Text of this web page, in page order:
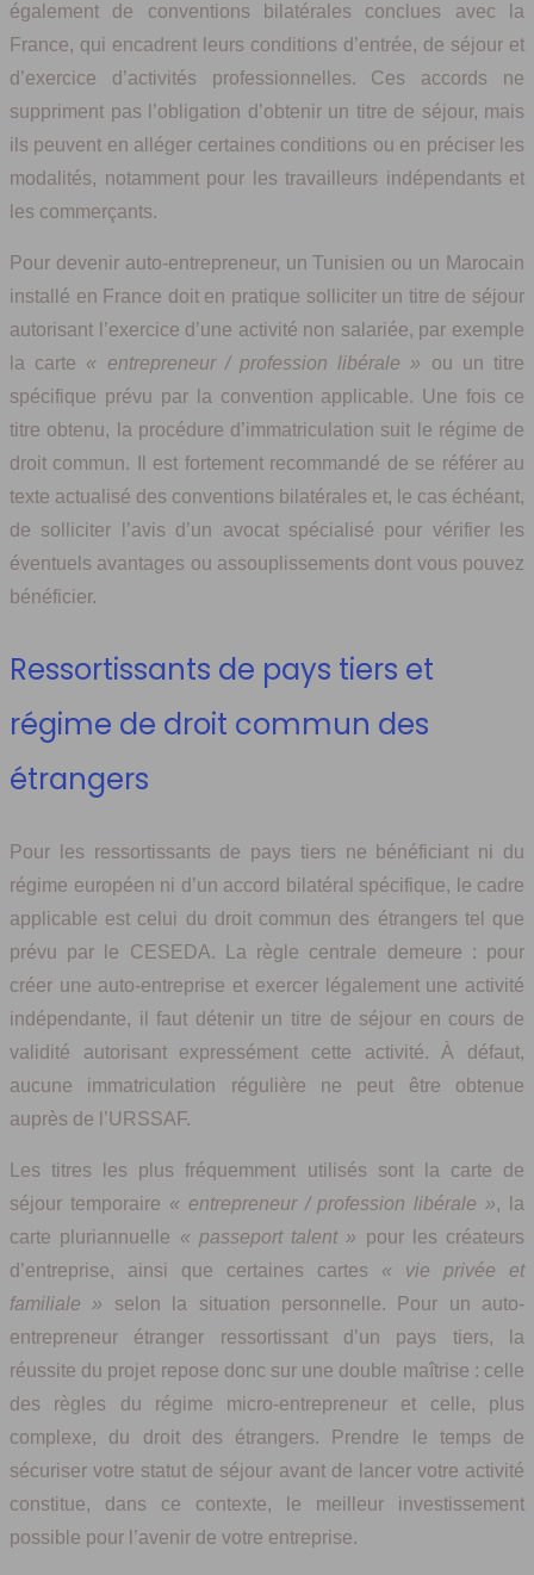
également de conventions bilatérales conclues avec la
France, qui encadrent leurs conditions d’entrée, de séjour et
d’exercice d’activités professionnelles. Ces accords ne
suppriment pas l’obligation d’obtenir un titre de séjour, mais
ils peuvent en alléger certaines conditions ou en préciser les
modalités, notamment pour les travailleurs indépendants et
les commerçants.
Pour devenir auto-entrepreneur, un Tunisien ou un Marocain
installé en France doit en pratique solliciter un titre de séjour
autorisant l’exercice d’une activité non salariée, par exemple
la carte « entrepreneur / profession libérale » ou un titre
spécifique prévu par la convention applicable. Une fois ce
titre obtenu, la procédure d’immatriculation suit le régime de
droit commun. Il est fortement recommandé de se référer au
texte actualisé des conventions bilatérales et, le cas échéant,
de solliciter l’avis d’un avocat spécialisé pour vérifier les
éventuels avantages ou assouplissements dont vous pouvez
bénéficier.
Ressortissants de pays tiers et
régime de droit commun des
étrangers
Pour les ressortissants de pays tiers ne bénéficiant ni du
régime européen ni d’un accord bilatéral spécifique, le cadre
applicable est celui du droit commun des étrangers tel que
prévu par le CESEDA. La règle centrale demeure : pour
créer une auto-entreprise et exercer légalement une activité
indépendante, il faut détenir un titre de séjour en cours de
validité autorisant expressément cette activité. À défaut,
aucune immatriculation régulière ne peut être obtenue
auprès de l’URSSAF.
Les titres les plus fréquemment utilisés sont la carte de
séjour temporaire « entrepreneur / profession libérale », la
carte pluriannuelle « passeport talent » pour les créateurs
d’entreprise, ainsi que certaines cartes « vie privée et
familiale » selon la situation personnelle. Pour un auto-
entrepreneur étranger ressortissant d’un pays tiers, la
réussite du projet repose donc sur une double maîtrise : celle
des règles du régime micro-entrepreneur et celle, plus
complexe, du droit des étrangers. Prendre le temps de
sécuriser votre statut de séjour avant de lancer votre activité
constitue, dans ce contexte, le meilleur investissement
possible pour l’avenir de votre entreprise.